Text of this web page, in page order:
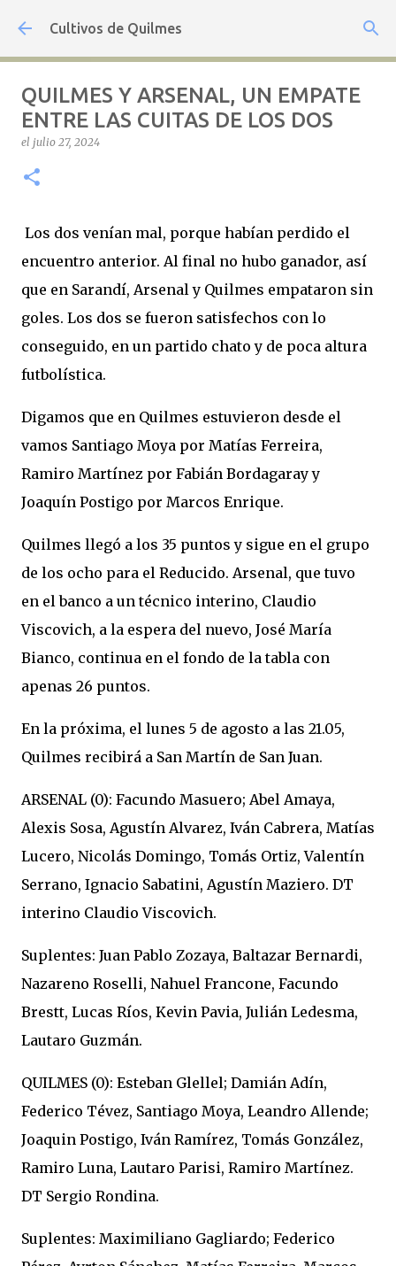
Ir al contenido principal
Cultivos de Quilmes
QUILMES Y ARSENAL, UN EMPATE
ENTRE LAS CUITAS DE LOS DOS
el julio 27, 2024
Los dos venían mal, porque habían perdido el
encuentro anterior. Al final no hubo ganador, así
que en Sarandí, Arsenal y Quilmes empataron sin
goles. Los dos se fueron satisfechos con lo
conseguido, en un partido chato y de poca altura
futbolística.
Digamos que en Quilmes estuvieron desde el
vamos Santiago Moya por Matías Ferreira,
Ramiro Martínez por Fabián Bordagaray y
Joaquín Postigo por Marcos Enrique.
Quilmes llegó a los 35 puntos y sigue en el grupo
de los ocho para el Reducido. Arsenal, que tuvo
en el banco a un técnico interino, Claudio
Viscovich, a la espera del nuevo, José María
Bianco, continua en el fondo de la tabla con
apenas 26 puntos.
En la próxima, el lunes 5 de agosto a las 21.05,
Quilmes recibirá a San Martín de San Juan.
ARSENAL (0): Facundo Masuero; Abel Amaya,
Alexis Sosa, Agustín Alvarez, Iván Cabrera, Matías
Lucero, Nicolás Domingo, Tomás Ortiz, Valentín
Serrano, Ignacio Sabatini, Agustín Maziero. DT
interino Claudio Viscovich.
Suplentes: Juan Pablo Zozaya, Baltazar Bernardi,
Nazareno Roselli, Nahuel Francone, Facundo
Brestt, Lucas Ríos, Kevin Pavia, Julián Ledesma,
Lautaro Guzmán.
QUILMES (0): Esteban Glellel; Damián Adín,
Federico Tévez, Santiago Moya, Leandro Allende;
Joaquin Postigo, Iván Ramírez, Tomás González,
Ramiro Luna, Lautaro Parisi, Ramiro Martínez.
DT Sergio Rondina.
Suplentes: Maximiliano Gagliardo; Federico